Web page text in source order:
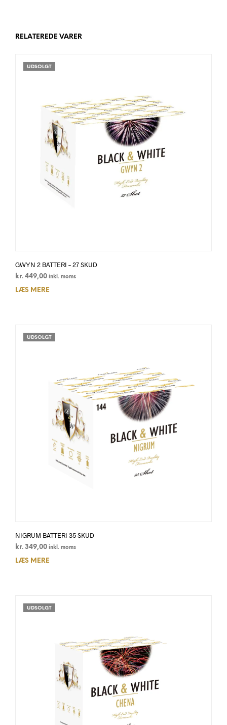
RELATEREDE VARER
UDSOLGT
GWYN 2 BATTERI – 27 SKUD
kr. 449,00 inkl. moms
LÆS MERE
UDSOLGT
NIGRUM BATTERI 35 SKUD
kr. 349,00 inkl. moms
LÆS MERE
UDSOLGT